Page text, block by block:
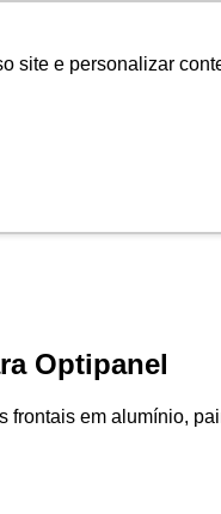
site e personalizar
Optipanel
frontais em alumínio,